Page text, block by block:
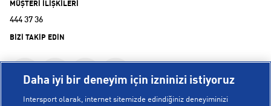
MÜŞTERİ İLİŞKİLERİ
444 37 36
BİZİ TAKİP EDİN
Daha iyi bir deneyim için izninizi istiyoruz
Intersport olarak, internet sitemizde edindiğiniz deneyiminizi